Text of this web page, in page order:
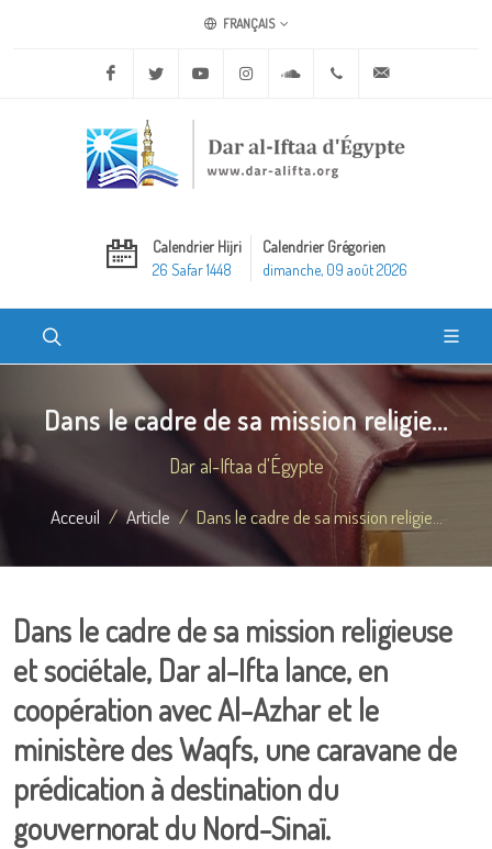
FRANÇAIS
Facebook Twitter Youtube Instagram Soundcloud+20 2 25970400
Calendrier Hijri
26 Safar 1448
Calendrier Grégorien
dimanche, 09 août 2026
Dans le cadre de sa mission religie...
Dar al-Iftaa d'Égypte
Acceuil Article Dans le cadre de sa mission religie...
Dans le cadre de sa mission religieuse
et sociétale, Dar al-Ifta lance, en
coopération avec Al-Azhar et le
ministère des Waqfs, une caravane de
prédication à destination du
gouvernorat du Nord-Sinaï.